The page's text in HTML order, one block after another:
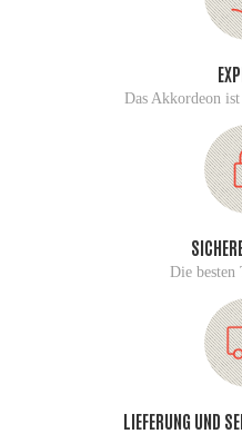
Das Akkordeon
Die besten
LIEFERUNG UND